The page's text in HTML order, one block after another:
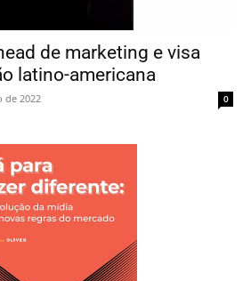
de marketing e visa
latino-americana
de 2022 0